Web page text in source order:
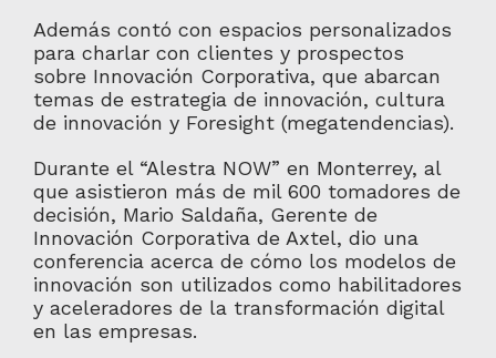
Además contó con espacios personalizados
para charlar con clientes y prospectos
sobre Innovación Corporativa, que abarcan
temas de estrategia de innovación, cultura
de innovación y Foresight (megatendencias).
Durante el “Alestra NOW” en Monterrey, al
que asistieron más de mil 600 tomadores de
decisión, Mario Saldaña, Gerente de
Innovación Corporativa de Axtel, dio una
conferencia acerca de cómo los modelos de
innovación son utilizados como habilitadores
y aceleradores de la transformación digital
en las empresas.